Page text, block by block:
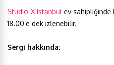
Studio-X Istanbul ev sahipliğinde
18.00’e dek izlenebilir.
Sergi hakkında: